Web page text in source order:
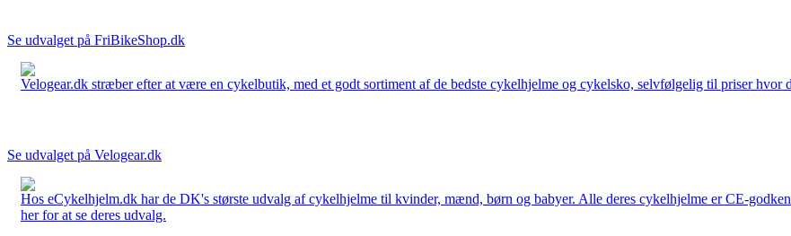
Se udvalget på FriBikeShop.dk
Velogear.dk stræber efter at være en cykelbutik, med et godt sortiment af de bedste cykelhjelme og cykelsko, selvfølgelig til priser hvor
Se udvalget på Velogear.dk
Hos eCykelhjelm.dk har de DK's største udvalg af cykelhjelme til kvinder, mænd, børn og babyer. Alle deres cykelhjelme er CE-
her for at se deres udvalg.